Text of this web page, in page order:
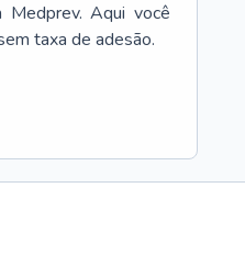
Aqui você
taxa de adesão.